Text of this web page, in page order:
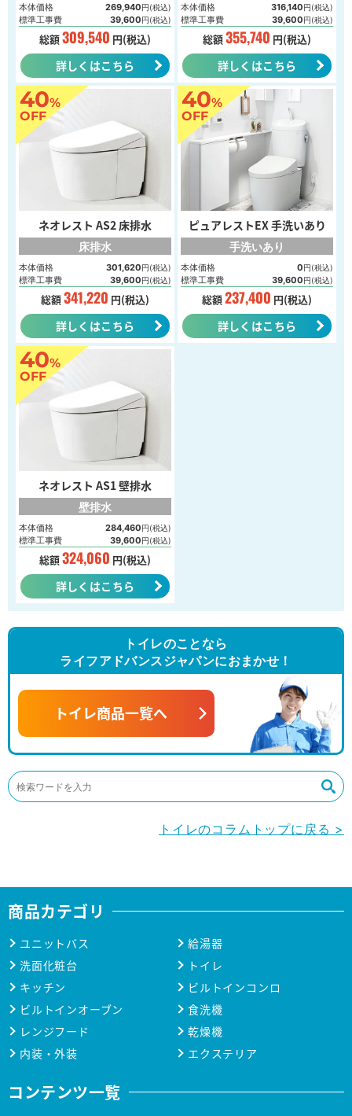
本体価格 269,940円(税込)
標準工事費 39,600円(税込)
総額309,540 円(税込)
詳しくはこちら
本体価格 316,140円(税込)
標準工事費 39,600円(税込)
総額355,740 円(税込)
詳しくはこちら
40%
OFF
ネオレスト AS2 床排水
床排水
本体価格 301,620円(税込)
標準工事費 39,600円(税込)
総額341,220 円(税込)
詳しくはこちら
40%
OFF
ピュアレストEX 手洗いあり
手洗いあり
本体価格 0円(税込)
標準工事費 39,600円(税込)
総額237,400 円(税込)
詳しくはこちら
40%
OFF
ネオレスト AS1 壁排水
壁排水
本体価格 284,460円(税込)
標準工事費 39,600円(税込)
総額324,060 円(税込)
詳しくはこちら
トイレのことなら
ライフアドバンスジャパンにおまかせ！
トイレ商品一覧へ
トイレのコラムトップに戻る >
商品カテゴリ
ユニットバス
給湯器
洗面化粧台
トイレ
キッチン
ビルトインコンロ
ビルトインオーブン
食洗機
レンジフード
乾燥機
内装・外装
エクステリア
コンテンツ一覧